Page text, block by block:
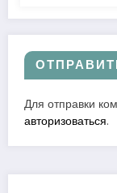
Для отправки
авторизоваться.